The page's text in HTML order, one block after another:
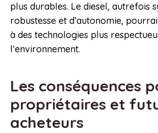
plus durables. Le diesel, autrefois
robustesse et d’autonomie,
à des technologies plus
l’environnement.
Les conséquences
propriétaires et
acheteurs